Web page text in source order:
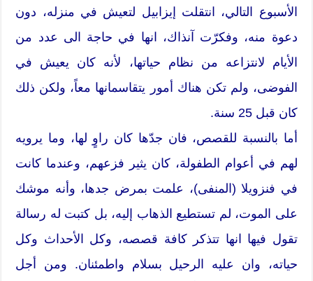
الأسبوع التالي، انتقلت إيزابيل لتعيش في منزله، دون
دعوة منه، وفكرّت آنذاك، انها في حاجة الى عدد من
الأيام لانتزاعه من نظام حياتها، لأنه كان يعيش في
الفوضى، ولم تكن هناك أمور يتقاسمانها معاً، ولكن ذلك
كان قبل 25 سنة.
أما بالنسبة للقصص، فان جدّها كان راوٍ لها، وما يرويه
لهم في أعوام الطفولة، كان يثير فزعهم، وعندما كانت
في فنزويلا (المنفى)، علمت بمرض جدها، وأنه موشك
على الموت، لم تستطيع الذهاب إليه، بل كتبت له رسالة
تقول فيها انها تتذكر كافة قصصه، وكل الأحداث وكل
حياته، وان عليه الرحيل بسلام واطمئنان. ومن أجل